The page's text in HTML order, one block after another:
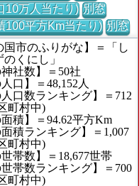
10万人当たり) 別窓
100平方Km当たり) 別窓
国市のふりがな】＝「し
くにし」
社数】＝50社
口】＝48,152人
人口数ランキング】＝712
町村中)
面積】＝94.62平方Km
面積ランキング】＝1,007
町村中)
帯数】＝18,677世帯
世帯数ランキング】＝700
町村中)